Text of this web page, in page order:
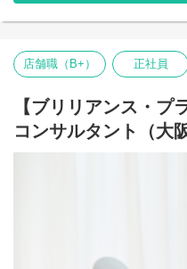
＜会社・ブランドについて＞
「BRILLIANCE＋（ブリリア
です。
合わせ、
ブライダルジュエリー・ファ
す。
資材調達、商品企画、ECサイ
産」以外の部分をすべてイン
人らしい個性を発揮できるジ
2006年に創業し、現在は土屋
ループの一員でもあります。
きたハリズリーグループのノ
人々から愛され、応援される
店舗職（B+） 正社員
【ブリリアンス・プ
コンサルタント（大阪